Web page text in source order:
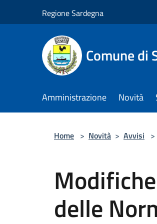
Regione Sardegna
Comune di
Amministrazione Novità
Home > Novità > Avvisi >
delle